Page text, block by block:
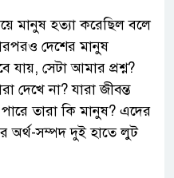
মানুষ হত্যা করেছিল বলে
দেশের মানুষ
যায়, সেটা আমার প্রশ্ন?
দেখে না? যারা জীবন্ত
তারা কি মানুষ? এদের
অর্থ-সম্পদ দুই হাতে লুট